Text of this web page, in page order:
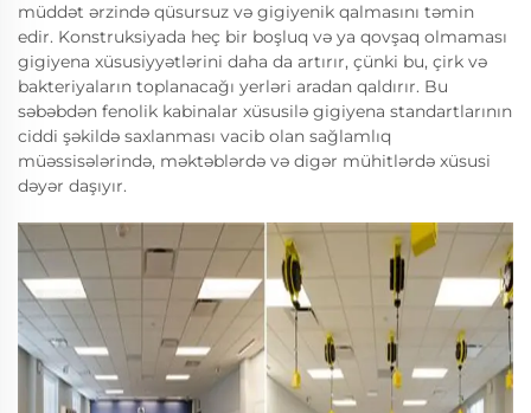
müddət ərzində qüsursuz və gigiyenik qalmasını təmin
edir. Konstruksiyada heç bir boşluq və ya qovşaq olmaması
gigiyena xüsusiyyətlərini daha da artırır, çünki bu, çirk və
bakteriyaların toplanacağı yerləri aradan qaldırır. Bu
səbəbdən fenolik kabinalar xüsusilə gigiyena standartlarının
ciddi şəkildə saxlanması vacib olan sağlamlıq
müəssisələrində, məktəblərdə və digər mühitlərdə xüsusi
dəyər daşıyır.